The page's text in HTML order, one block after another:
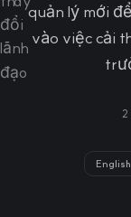
quản lý mới
vào việc cải
2
English